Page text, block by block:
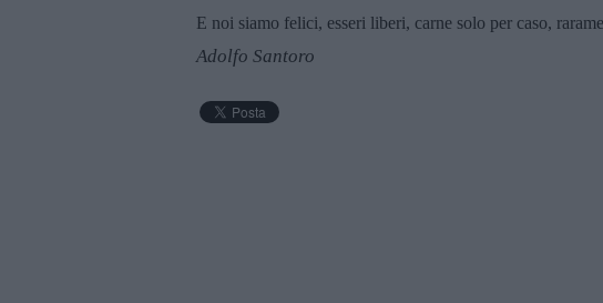
E noi siamo felici, esseri liberi, carne solo per caso,
Adolfo Santoro